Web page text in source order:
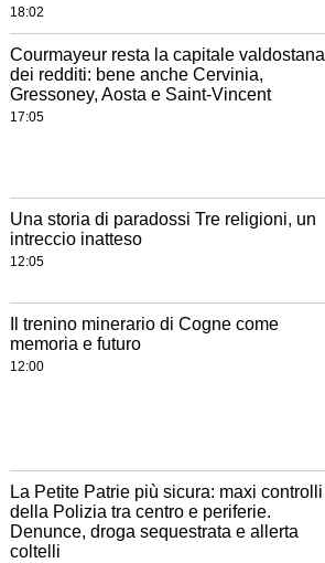
18:02
Courmayeur resta la capitale valdostana
dei redditi: bene anche Cervinia,
Gressoney, Aosta e Saint-Vincent
17:05
Una storia di paradossi Tre religioni, un
intreccio inatteso
12:05
Il trenino minerario di Cogne come
memoria e futuro
12:00
La Petite Patrie più sicura: maxi controlli
della Polizia tra centro e periferie.
Denunce, droga sequestrata e allerta
coltelli